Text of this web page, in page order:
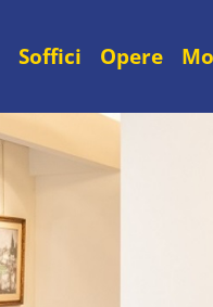
Soffici Opere